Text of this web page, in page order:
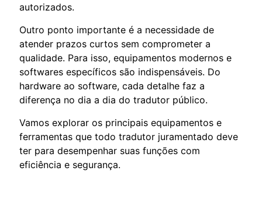
autorizados.
Outro ponto importante é a necessidade de
atender prazos curtos sem comprometer a
qualidade. Para isso, equipamentos modernos e
softwares específicos são indispensáveis. Do
hardware ao software, cada detalhe faz a
diferença no dia a dia do tradutor público.
Vamos explorar os principais equipamentos e
ferramentas que todo tradutor juramentado deve
ter para desempenhar suas funções com
eficiência e segurança.